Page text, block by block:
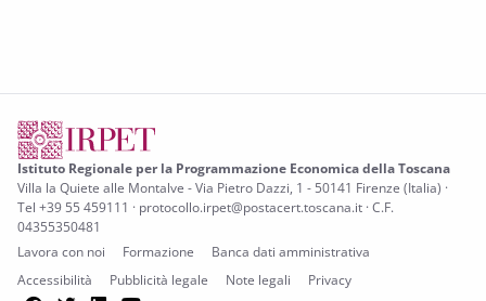
Istituto Regionale per la Programmazione Economica della Toscana
Villa la Quiete alle Montalve - Via Pietro Dazzi, 1 - 50141 Firenze (Italia) ·
Tel +39 55 459111 · protocollo.irpet@postacert.toscana.it · C.F.
04355350481
Lavora con noi
Formazione
Banca dati amministrativa
Accessibilità
Pubblicità legale Note legali Privacy